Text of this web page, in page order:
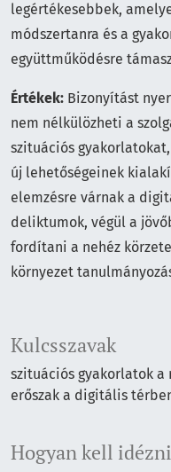
Kulcsszavak
szituációs gyakorlatok a
erőszak a digitális
Hogyan kell idézni
legértékesebbek,
módszertanra és a
együttműködésre
Értékek: Bizonyítást
nem nélkülözheti a
szituációs
új lehetőségeinek
elemzésre várnak a
deliktumok, végül a
fordítani a nehéz
környezet